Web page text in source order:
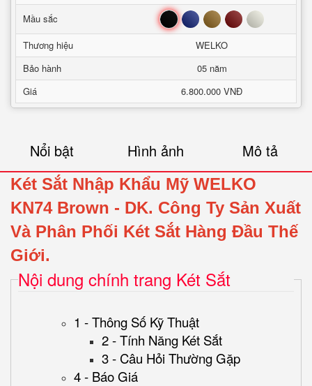
Mầu sắc Đen Xanh Nâu Đỏ Trắng
Thương hiệu
WELKO
Bảo hành
05 năm
Giá
6.800.000 VNĐ
Nổi bật Hình ảnh Mô tả
Két Sắt Nhập Khẩu Mỹ WELKO
KN74 Brown - DK. Công Ty Sản Xuất
Và Phân Phối Két Sắt Hàng Đầu Thế
Giới.
Nội dung chính trang Két Sắt
1 - Thông Số Kỹ Thuật
2 - Tính Năng Két Sắt
3 - Câu Hỏi Thường Gặp
4 - Báo Giá